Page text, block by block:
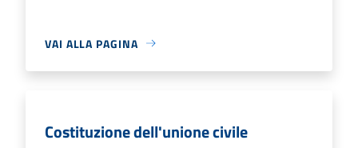
VAI ALLA PAGINA
Costituzione dell'unione civile